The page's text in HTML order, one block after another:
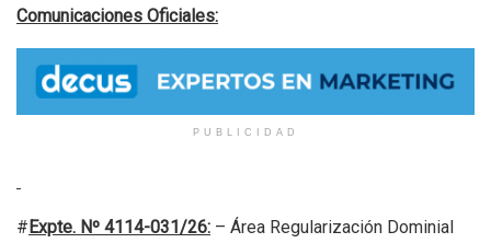
Comunicaciones Oficiales:
PUBLICIDAD
#Expte. Nº 4114-031/26: – Área Regularización Dominial